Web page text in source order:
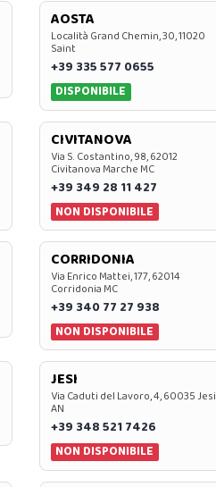
AOSTA
Località Grand Chemin, 30, 11020
Saint
+39 335 577 0655
DISPONIBILE
CIVITANOVA
Via S. Costantino, 98, 62012
Civitanova Marche MC
+39 349 28 11 427
NON DISPONIBILE
CORRIDONIA
Via Enrico Mattei, 177, 62014
Corridonia MC
+39 340 77 27 938
NON DISPONIBILE
JESI
Via Caduti del Lavoro, 4, 60035 Jesi
AN
+39 348 521 7426
NON DISPONIBILE